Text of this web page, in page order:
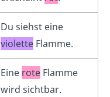
Du siehst eine
violetteFlamme.
Eine roteFlamme
wird sichtbar.